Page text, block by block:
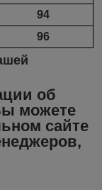
94
96
об
можете
сайте